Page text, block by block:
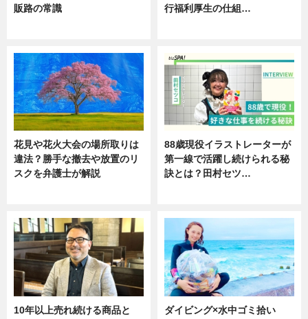
販路の常識
行福利厚生の仕組…
花見や花火大会の場所取りは
違法？勝手な撤去や放置のリ
スクを弁護士が解説
88歳現役イラストレーターが
第一線で活躍し続けられる秘
訣とは？田村セツ…
10年以上売れ続ける商品と
ダイビング×水中ゴミ拾い